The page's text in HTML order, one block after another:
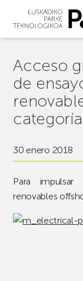
Acceso
de
30 enero 2018
Para impulsar
renovables